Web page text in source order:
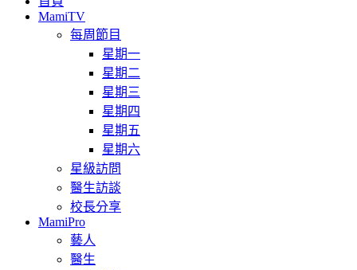
MamiTV
每周節目
星期一
星期二
星期三
星期四
星期五
星期六
星級訪問
醫生訪談
校長分享
MamiPro
藝人
醫生